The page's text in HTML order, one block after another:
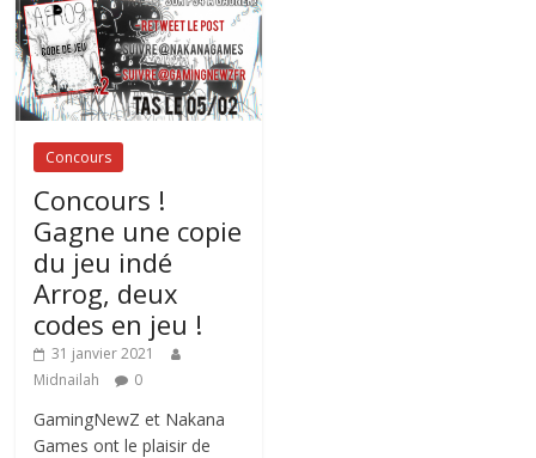
Concours
Concours !
Gagne une copie
du jeu indé
Arrog, deux
codes en jeu !
31 janvier 2021
Midnailah
0
GamingNewZ et Nakana
Games ont le plaisir de